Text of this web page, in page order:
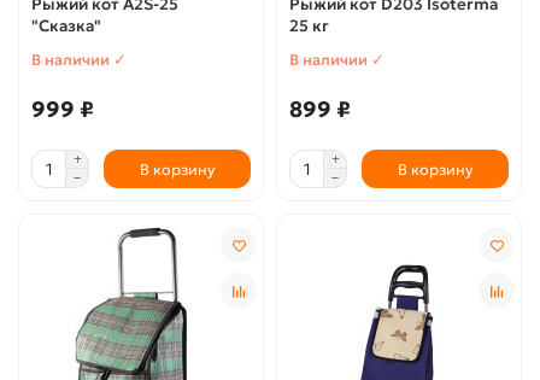
Рыжий кот A2S-25
"Сказка"
В наличии ✓
999 ₽
В корзину
Рыжий кот D203 Isoterma
25 кг
В наличии ✓
899 ₽
В корзину